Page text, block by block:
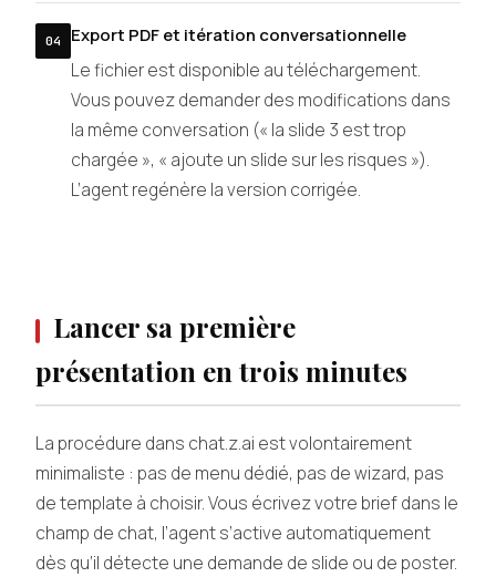
04 Export PDF et itération conversationnelle
Le fichier est disponible au téléchargement.
Vous pouvez demander des modifications dans
la même conversation (« la slide 3 est trop
chargée », « ajoute un slide sur les risques »).
L’agent regénère la version corrigée.
Lancer sa première
présentation en trois minutes
La procédure dans chat.z.ai est volontairement
minimaliste : pas de menu dédié, pas de wizard, pas
de template à choisir. Vous écrivez votre brief dans le
champ de chat, l’agent s’active automatiquement
dès qu’il détecte une demande de slide ou de poster.